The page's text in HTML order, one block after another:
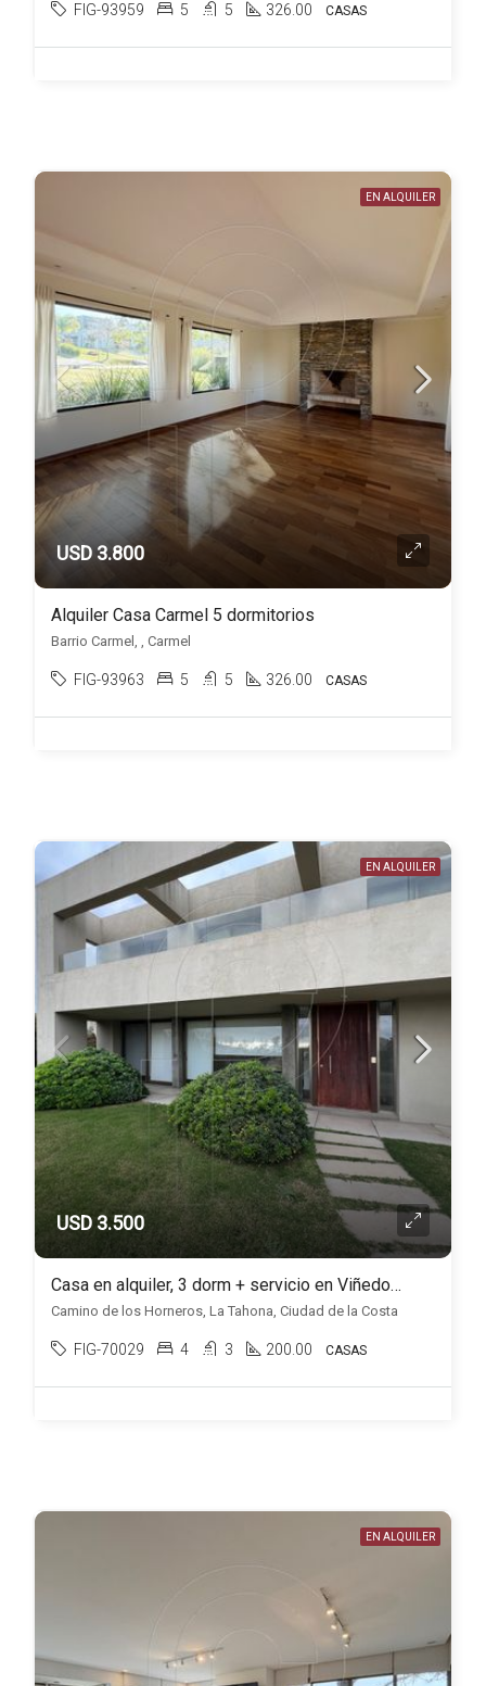
FIG-93959 5 5 326.00 CASAS
EN ALQUILER
USD 3.800
Alquiler Casa Carmel 5 dormitorios
Barrio Carmel, , Carmel
FIG-93963 5 5 326.00 CASAS
EN ALQUILER
USD 3.500
Casa en alquiler, 3 dorm + servicio en Viñedos de la Tahona
Camino de los Horneros, La Tahona, Ciudad de la Costa
FIG-70029 4 3 200.00 CASAS
EN ALQUILER